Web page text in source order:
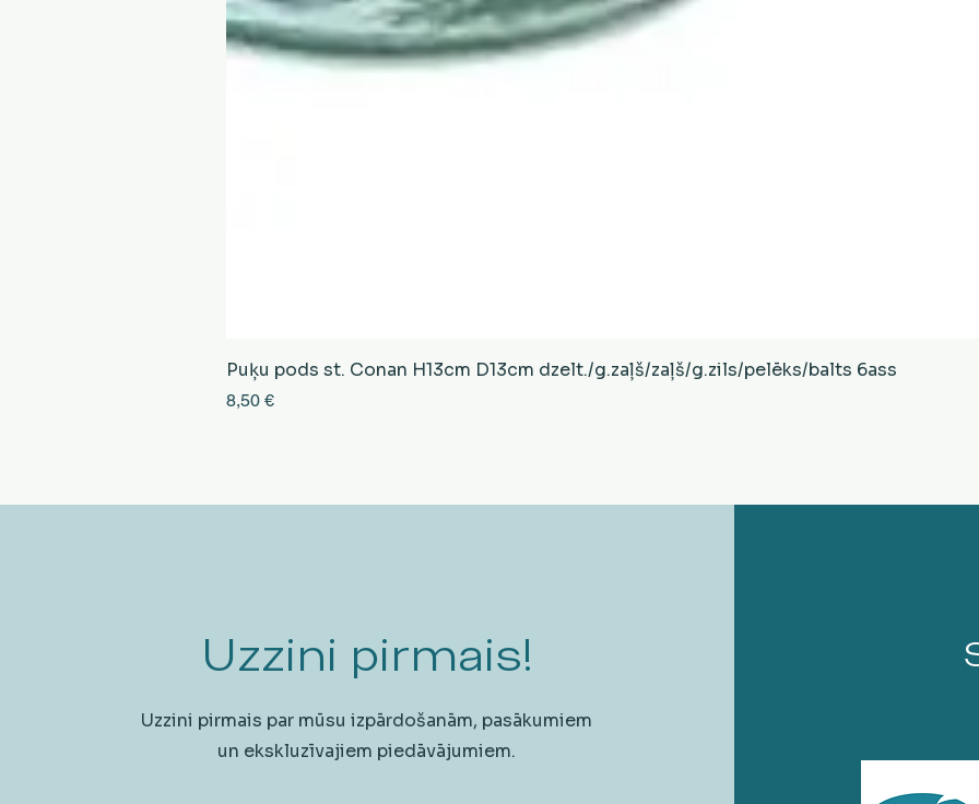
Ātrais skats
Puķu pods st. Conan H13cm D13cm dzelt./g.zaļš/zaļš/g.zils/pelēks/balts 6ass
Cena
8,50 €
Uzzini pirmais!
Uzzini pirmais par mūsu izpārdošanām, pasākumiem
un ekskluzīvajiem piedāvājumiem.